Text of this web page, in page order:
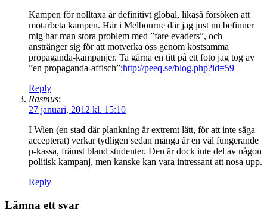
Kampen för nolltaxa är definitivt global, likaså försöken att
motarbeta kampen. Här i Melbourne där jag just nu befinner
mig har man stora problem med ”fare evaders”, och
anstränger sig för att motverka oss genom kostsamma
propaganda-kampanjer. Ta gärna en titt på ett foto jag tog av
”en propaganda-affisch”:http://peeq.se/blog.php?id=59
Reply
Rasmus:
27 januari, 2012 kl. 15:10
I Wien (en stad där plankning är extremt lätt, för att inte säga
accepterat) verkar tydligen sedan många år en väl fungerande
p-kassa, främst bland studenter. Den är dock inte del av någon
politisk kampanj, men kanske kan vara intressant att nosa upp.
Reply
Lämna ett svar